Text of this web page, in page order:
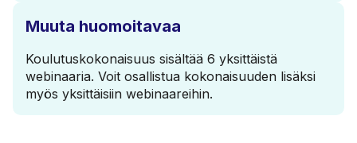
Muuta huomoitavaa
Koulutuskokonaisuus sisältää 6 yksittäistä
webinaaria. Voit osallistua kokonaisuuden lisäksi
myös yksittäisiin webinaareihin.